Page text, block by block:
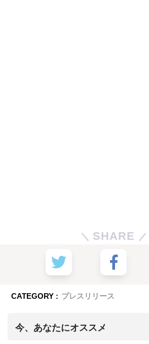
SHARE
CATEGORY : プレスリリース
今、あなたにオススメ